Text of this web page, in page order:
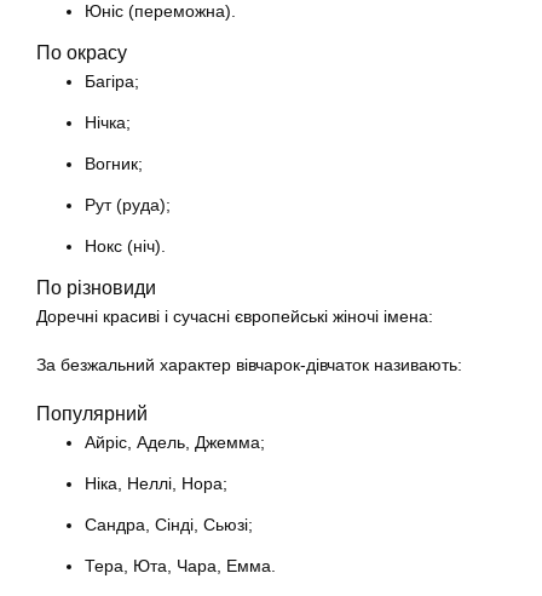
Юніс (переможна).
По окрасу
Багіра;
Нічка;
Вогник;
Рут (руда);
Нокс (ніч).
По різновиди
Доречні красиві і сучасні європейські жіночі імена:
За безжальний характер вівчарок-дівчаток називають:
Популярний
Айріс, Адель, Джемма;
Ніка, Неллі, Нора;
Сандра, Сінді, Сьюзі;
Тера, Юта, Чара, Емма.